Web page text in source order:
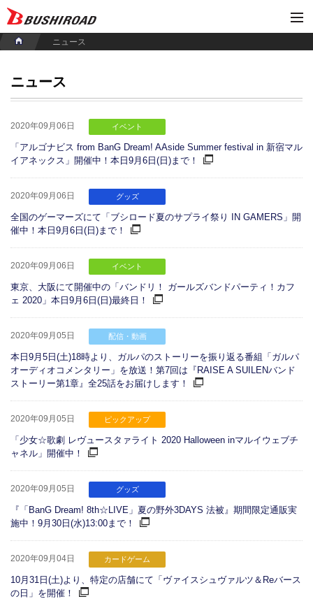
ニュース
ニュース
2020年09月06日 イベント
「アルゴナビス from BanG Dream! AAside Summer festival in 新宿マル
イアネックス」開催中！本日9月6日(日)まで！
2020年09月06日 グッズ
全国のゲーマーズにて「ブシロード夏のサプライ祭り IN GAMERS」開
催中！本日9月6日(日)まで！
2020年09月06日 イベント
東京、大阪にて開催中の「バンドリ！ ガールズバンドパーティ！カフ
ェ 2020」本日9月6日(日)最終日！
2020年09月05日 配信・動画
本日9月5日(土)18時より、ガルパのストーリーを振り返る番組「ガルパ
オーディオコメンタリー」を放送！第7回は『RAISE A SUILENバンド
ストーリー第1章』全25話をお届けします！
2020年09月05日 ピックアップ
「少女☆歌劇 レヴュースタァライト 2020 Halloween inマルイウェブチ
ャネル」開催中！
2020年09月05日 グッズ
『「BanG Dream! 8th☆LIVE」夏の野外3DAYS 法被』期間限定通販実
施中！9月30日(水)13:00まで！
2020年09月04日 カードゲーム
10月31日(土)より、特定の店舗にて「ヴァイスシュヴァルツ＆Reバース
の日」を開催！